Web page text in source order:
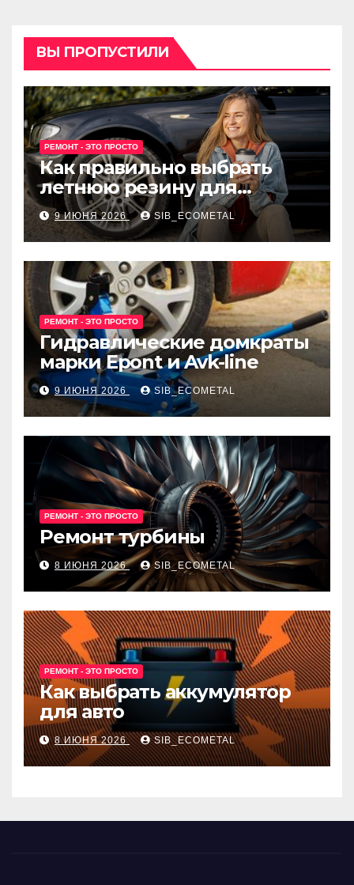
ВЫ ПРОПУСТИЛИ
РЕМОНТ - ЭТО ПРОСТО
Как правильно выбрать
летнюю резину для
машины?
9 ИЮНЯ 2026 SIB_ECOMETAL
РЕМОНТ - ЭТО ПРОСТО
Гидравлические домкраты
марки Epont и Avk-line
9 ИЮНЯ 2026 SIB_ECOMETAL
РЕМОНТ - ЭТО ПРОСТО
Ремонт турбины
8 ИЮНЯ 2026 SIB_ECOMETAL
РЕМОНТ - ЭТО ПРОСТО
Как выбрать аккумулятор
для авто
8 ИЮНЯ 2026 SIB_ECOMETAL